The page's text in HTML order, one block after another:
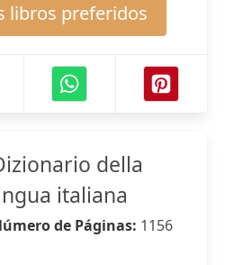
libros preferidos
della
italiana
de Páginas: 1156